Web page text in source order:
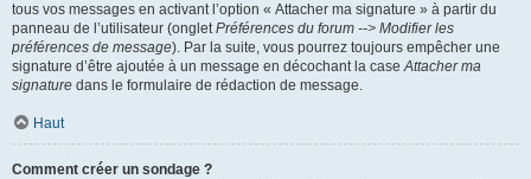
tous vos messages en activant l’option « Attacher ma signature » à partir du
panneau de l’utilisateur (ongletPréférences du forum --> Modifier les
préférences de message). Par la suite, vous pourrez toujours empêcher une
signature d’être ajoutée à un message en décochant la caseAttacher ma
signature dans le formulaire de rédaction de message.
Haut
Comment créer un sondage ?